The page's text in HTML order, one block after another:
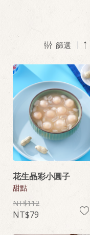
篩選
花生晶彩小圓子
甜點
112
79